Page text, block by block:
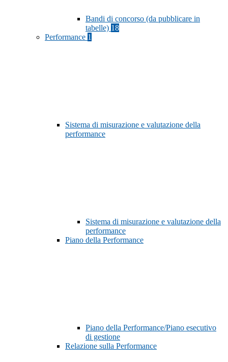
Bandi di concorso (da pubblicare in
tabelle) 18
Performance 1
Sistema di misurazione e valutazione della
performance
Sistema di misurazione e valutazione della
performance
Piano della Performance
Piano della Performance/Piano esecutivo
di gestione
Relazione sulla Performance